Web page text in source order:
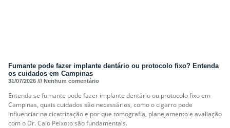
Fumante pode fazer implante dentário ou protocolo fixo? Entenda
os cuidados em Campinas
31/07/2026 Nenhum comentário
Entenda se fumante pode fazer implante dentário ou protocolo fixo em
Campinas, quais cuidados são necessários, como o cigarro pode
influenciar na cicatrização e por que tomografia, planejamento e avaliação
com o Dr. Caio Peixoto são fundamentais.